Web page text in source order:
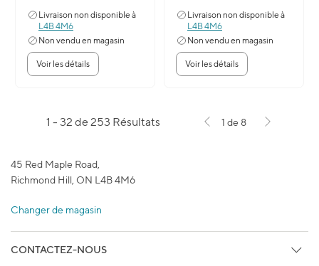
Livraison non disponible à
L4B 4M6
Non vendu en magasin
Voir les détails
Livraison non disponible à
L4B 4M6
Non vendu en magasin
Voir les détails
1 - 32 de 253 Résultats 1 de 8
45 Red Maple Road,
Richmond Hill, ON L4B 4M6
Changer de magasin
CONTACTEZ-NOUS